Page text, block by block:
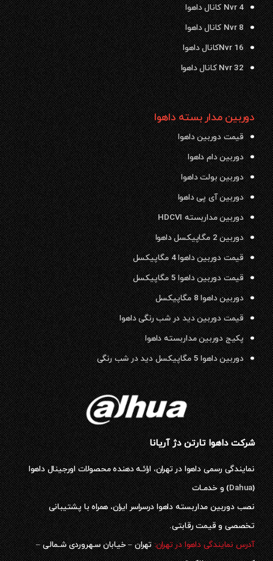
Nvr 4 کانال داهوا
Nvr 8 کانال داهوا
Nvr 16کانال داهوا
Nvr 32 کانال داهوا
دوربین مدار بسته داهوا
قیمت دوربین داهوا
دوربین دام داهوا
دوربین بولت داهوا
دوربین آی پی داهوا
دوربین مداربسته HDCVI
دوربین 2 مگاپیکسل داهوا
قیمت دوربین داهوا 4 مگاپیکسل
قیمت دوربین داهوا 5 مگاپیکسل
دوربین داهوا 8 مگاپیکسل
قیمت دوربین دید در شب رنگی داهوا
پکیج دوربین مداربسته داهوا
دوربین داهوا 5 مگاپیکسل دید در شب رنگی
شرکت داهوا تارتن دژ آریانا
نمایندگی رسمی داهوا در تهران، ارائـه دهنده محصولات اورجینال داهوا
(
Dahua) و خدمـات
نصب دوربین مداربسته داهوا درسراسر ایران، همراه با پشتیبانی
تخصصی و قیمت رقابتی.
آدرس نمایندگی داهوا در تهران:تهران – خیابان سـهروردی شـمالی –